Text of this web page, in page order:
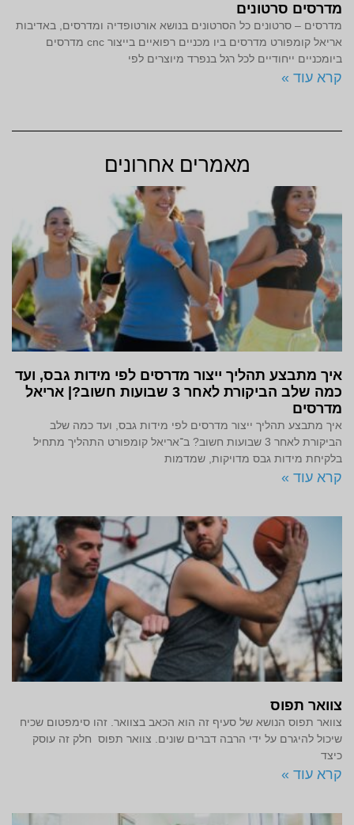
מדרסים סרטונים
מדרסים – סרטונים כל הסרטונים בנושא אורטופדיה ומדרסים, באדיבות
אריאל קומפורט מדרסים ביו מכניים רפואיים בייצור cnc מדרסים
ביומכניים ייחודיים לכל רגל בנפרד מיוצרים לפי
קרא עוד »
מאמרים אחרונים
איך מתבצע תהליך ייצור מדרסים לפי מידות גבס, ועד
כמה שלב הביקורת לאחר 3 שבועות חשוב?| אריאל
מדרסים
איך מתבצע תהליך ייצור מדרסים לפי מידות גבס, ועד כמה שלב
הביקורת לאחר 3 שבועות חשוב? ב־אריאל קומפורט התהליך מתחיל
בלקיחת מידות גבס מדויקות, שמדמות
קרא עוד »
צוואר תפוס
צוואר תפוס הנושא של סעיף זה הוא הכאב בצוואר. זהו סימפטום שכיח
שיכול להיגרם על ידי הרבה דברים שונים. צוואר תפוס חלק זה עוסק
כיצד
קרא עוד »